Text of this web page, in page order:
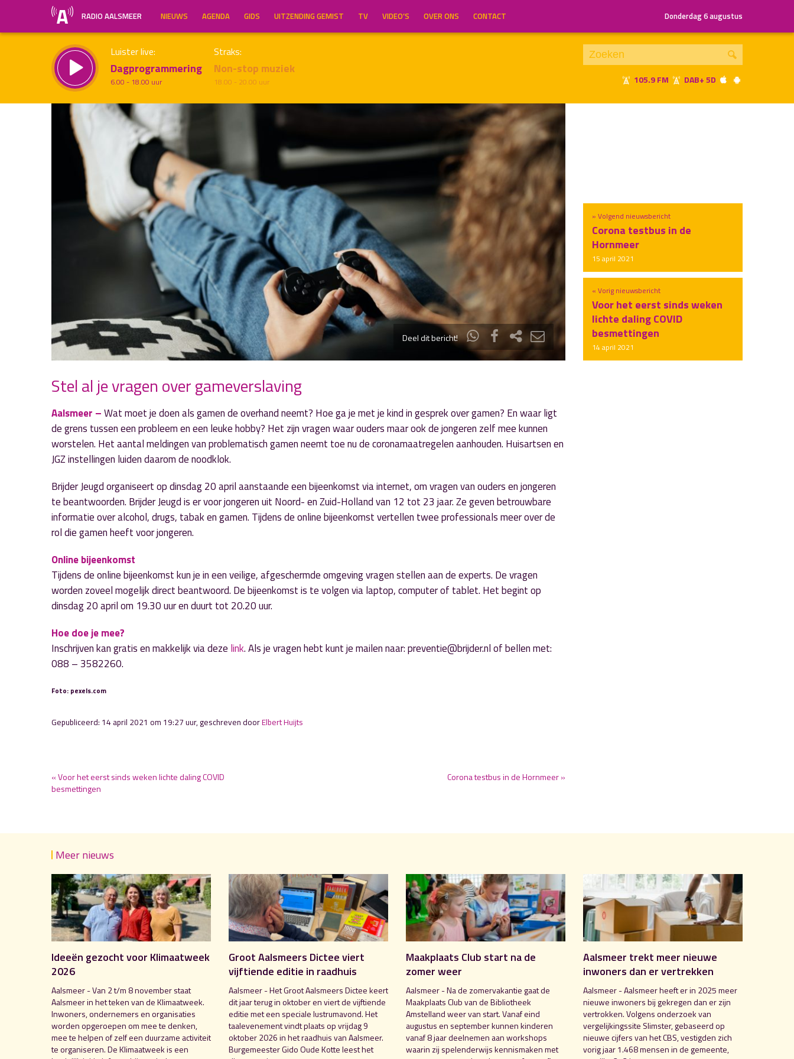
RADIO AALSMEER NIEUWS AGENDA GIDS UITZENDING GEMIST TV VIDEO’S OVER ONS CONTACT Donderdag 6 augustus
Luister live:
Dagprogrammering
6.00 - 18.00 uur
Straks:
Non-stop muziek
18.00 - 20.00 uur 105.9 FM DAB+ 5D
Inklappen
Deel dit bericht!
« Vorig nieuwsbericht
Voor het eerst sinds weken
lichte daling COVID
besmettingen
14 april 2021
» Volgend nieuwsbericht
Corona testbus in de
Hornmeer
15 april 2021
Stel al je vragen over gameverslaving
Aalsmeer –Wat moet je doen als gamen de overhand neemt? Hoe ga je met je kind in gesprek over gamen? En waar ligt
de grens tussen een probleem en een leuke hobby? Het zijn vragen waar ouders maar ook de jongeren zelf mee kunnen
worstelen. Het aantal meldingen van problematisch gamen neemt toe nu de coronamaatregelen aanhouden. Huisartsen en
JGZ instellingen luiden daarom de noodklok.
Brijder Jeugd organiseert op dinsdag 20 april aanstaande een bijeenkomst via internet, om vragen van ouders en jongeren
te beantwoorden. Brijder Jeugd is er voor jongeren uit Noord- en Zuid-Holland van 12 tot 23 jaar. Ze geven betrouwbare
informatie over alcohol, drugs, tabak en gamen. Tijdens de online bijeenkomst vertellen twee professionals meer over de
rol die gamen heeft voor jongeren.
Online bijeenkomst
Tijdens de online bijeenkomst kun je in een veilige, afgeschermde omgeving vragen stellen aan de experts. De vragen
worden zoveel mogelijk direct beantwoord. De bijeenkomst is te volgen via laptop, computer of tablet. Het begint op
dinsdag 20 april om 19.30 uur en duurt tot 20.20 uur.
Hoe doe je mee?
Inschrijven kan gratis en makkelijk via deze link. Als je vragen hebt kunt je mailen naar: preventie@brijder.nl of bellen met:
088 – 3582260.
Foto: pexels.com
Gepubliceerd: 14 april 2021 om 19:27 uur, geschreven doorElbert Huijts
« Voor het eerst sinds weken lichte daling COVID
besmettingen
Corona testbus in de Hornmeer »
Meer nieuws
Ideeën gezocht voor Klimaatweek
2026
Aalsmeer - Van 2 t/m 8 november staat
Aalsmeer in het teken van de Klimaatweek.
Inwoners, ondernemers en organisaties
worden opgeroepen om mee te denken,
mee te helpen of zelf een duurzame activiteit
te organiseren. De Klimaatweek is een
Groot Aalsmeers Dictee viert
vijftiende editie in raadhuis
Aalsmeer - Het Groot Aalsmeers Dictee keert
dit jaar terug in oktober en viert de vijftiende
editie met een speciale lustrumavond. Het
taalevenement vindt plaats op vrijdag 9
oktober 2026 in het raadhuis van Aalsmeer.
Burgemeester Gido Oude Kotte leest het
Maakplaats Club start na de
zomer weer
Aalsmeer - Na de zomervakantie gaat de
Maakplaats Club van de Bibliotheek
Amstelland weer van start. Vanaf eind
augustus en september kunnen kinderen
vanaf 8 jaar deelnemen aan workshops
waarin zij spelenderwijs kennismaken met
Aalsmeer trekt meer nieuwe
inwoners dan er vertrekken
Aalsmeer - Aalsmeer heeft er in 2025 meer
nieuwe inwoners bij gekregen dan er zijn
vertrokken. Volgens onderzoek van
vergelijkingssite Slimster, gebaseerd op
nieuwe cijfers van het CBS, vestigden zich
vorig jaar 1.468 mensen in de gemeente,